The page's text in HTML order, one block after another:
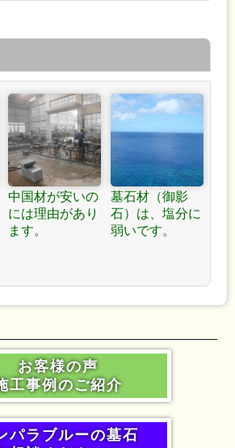
中国材が安いの
には理由があり
ます。
墓石材（御影
石）は、塩分に
弱いです。
お客様の声
工事例のご紹介
パラブルーの墓石